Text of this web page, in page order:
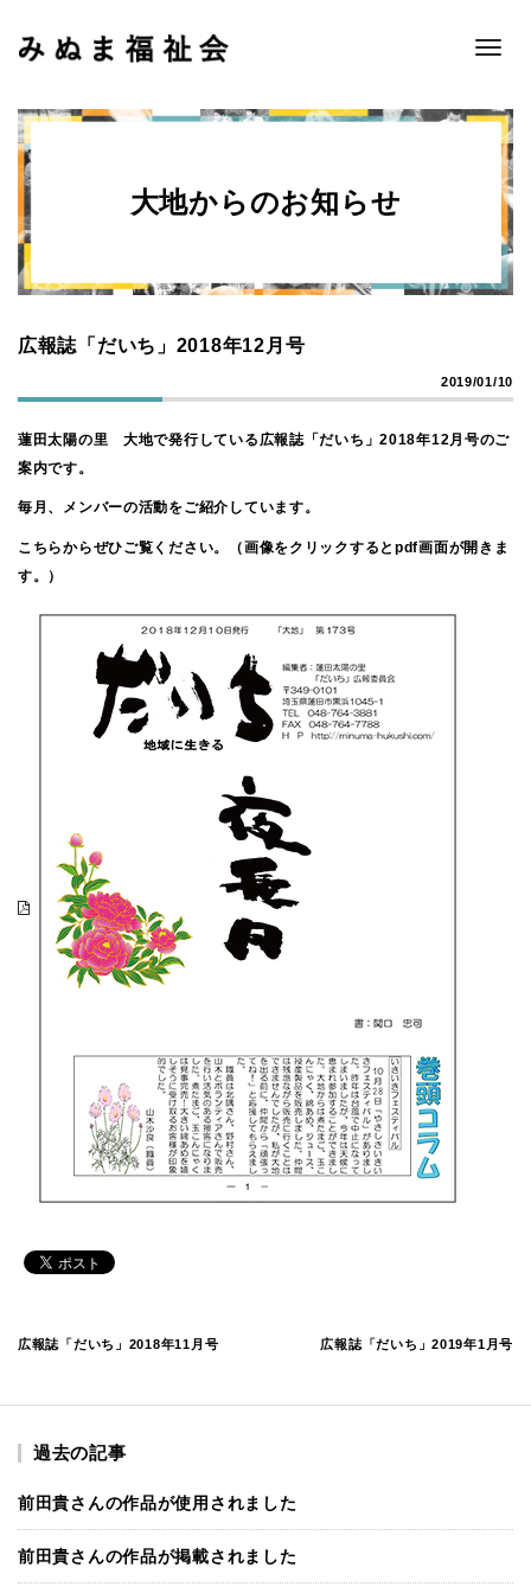
Toggle
大地からのお知らせ
広報誌「だいち」2018年12月号
2019/01/10
蓮田太陽の里 大地で発行している広報誌「だいち」2018年12月号のご
案内です。
毎月、メンバーの活動をご紹介しています。
こちらからぜひご覧ください。（画像をクリックするとpdf画面が開きま
す。）
広報誌「だいち」2018年11月号 広報誌「だいち」2019年1月号
過去の記事
前田貴さんの作品が使用されました
前田貴さんの作品が掲載されました